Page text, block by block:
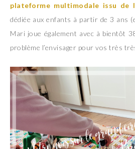
plateforme multimodale issu de
dédiée aux enfants à partir de 3 ans
Mari joue également avec à bientôt
problème l’envisager pour vos très